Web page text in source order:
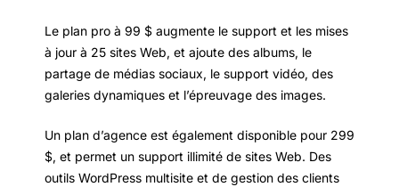
Le plan pro à 99 $ augmente le support et les mises
à jour à 25 sites Web, et ajoute des albums, le
partage de médias sociaux, le support vidéo, des
galeries dynamiques et l’épreuvage des images.
Un plan d’agence est également disponible pour 299
$, et permet un support illimité de sites Web. Des
outils WordPress multisite et de gestion des clients